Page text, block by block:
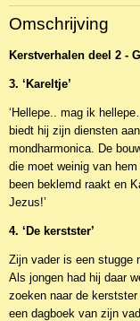
Productcode
NCDVe-26680
EAN code
Omschrijving
Kerstverhalen deel 2 -
3. ‘Kareltje’
‘Hellepe.. mag ik
biedt hij zijn diensten
mondharmonica. De
die moet weinig van
been beklemd raakt en
Jezus!’
4. ‘De kerstster’
Zijn vader is een stugge
Als jongen had hij daar
zoeken naar de
een dagboek van zijn